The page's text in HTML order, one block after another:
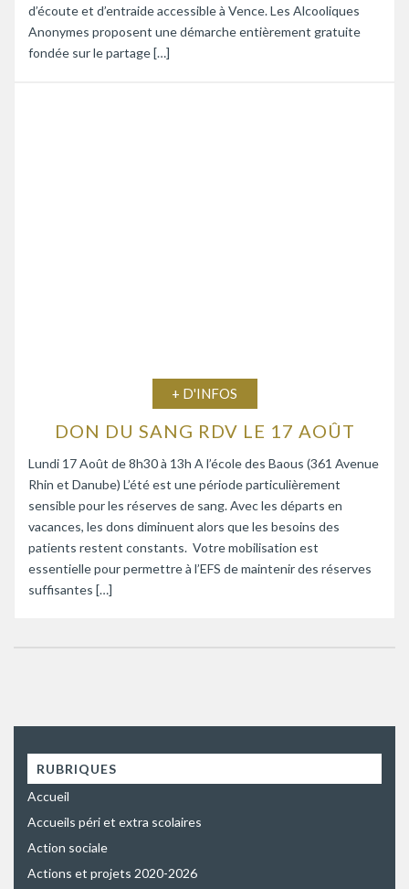
d’écoute et d’entraide accessible à Vence. Les Alcooliques
Anonymes proposent une démarche entièrement gratuite
fondée sur le partage […]
+ D'INFOS
DON DU SANG RDV LE 17 AOÛT
Lundi 17 Août de 8h30 à 13h A l’école des Baous (361 Avenue
Rhin et Danube) L’été est une période particulièrement
sensible pour les réserves de sang. Avec les départs en
vacances, les dons diminuent alors que les besoins des
patients restent constants. Votre mobilisation est
essentielle pour permettre à l’EFS de maintenir des réserves
suffisantes […]
RUBRIQUES
Accueil
Accueils péri et extra scolaires
Action sociale
Actions et projets 2020-2026